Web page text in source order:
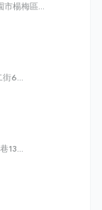
市楊梅區高
6號
134